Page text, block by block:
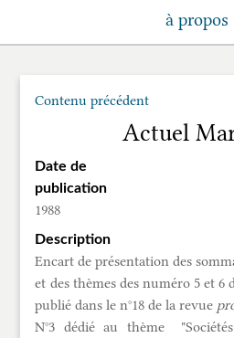
à propos
Contenu précédent
Actuel
Date de
publication
1988
Description
Encart de présentation des
et des thèmes des numéro 5 et 6
publié dans le n°18 de la revue
N°3 dédié au thème